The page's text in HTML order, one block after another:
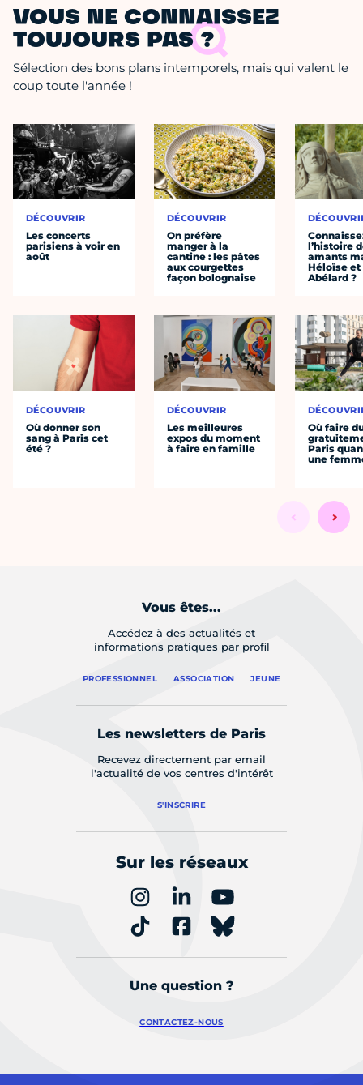
VOUS NE CONNAISSEZ
TOUJOURS PAS ?
Sélection des bons plans intemporels, mais qui valent le
coup toute l'année !
DÉCOUVRIR
Les concerts
parisiens à voir en
août
DÉCOUVRIR
Où donner son
sang à Paris cet
été ?
DÉCOUVRIR
On préfère
manger à la
cantine : les pâtes
aux courgettes
façon bolognaise
DÉCOUVRIR
Les meilleures
expos du moment
à faire en famille
l’histoire
amants
Héloïse et
Abélard ?
Où faire
Paris
une
Vous êtes...
Accédez à des actualités et
informations pratiques par profil
PROFESSIONNEL ASSOCIATION JEUNE
Les newsletters de Paris
Recevez directement par email
l'actualité de vos centres d'intérêt
S'INSCRIRE
Sur les réseaux
Une question ?
CONTACTEZ-NOUS